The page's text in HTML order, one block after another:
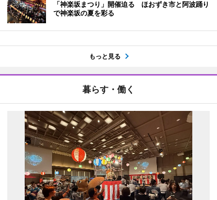
「神楽坂まつり」開催迫る ほおずき市と阿波踊り
で神楽坂の夏を彩る
もっと見る
暮らす・働く